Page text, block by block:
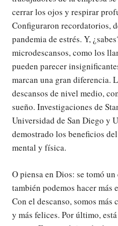
cerrar los ojos y respirar
Configuraron recordatorios,
pandemia de estrés. Y,
microdescansos, como los
pueden parecer
marcan una gran diferencia.
descansos de nivel medio,
sueño. Investigaciones de
Universidad de San Diego y
demostrado los beneficios
mental y física.
O piensa en Dios: se tomó
también podemos hacer más
Con el descanso, somos
y más felices. Por último,